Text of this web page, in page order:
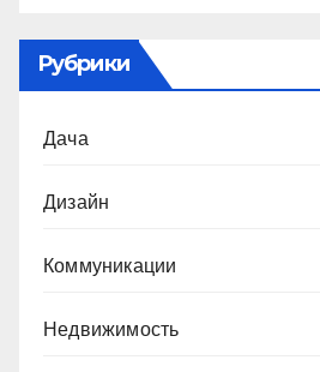
Рубрики
Дача
Дизайн
Коммуникации
Недвижимость